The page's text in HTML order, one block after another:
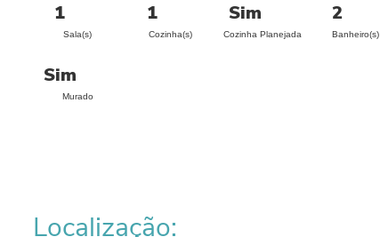
1
Sala(s)
1
Cozinha(s)
Sim
Cozinha Planejada
2
Banheiro(s)
Sim
Murado
Localização: